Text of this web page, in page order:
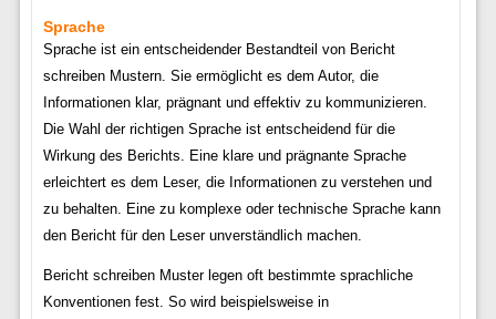
Sprache
Sprache ist ein entscheidender Bestandteil von Bericht
schreiben Mustern. Sie ermöglicht es dem Autor, die
Informationen klar, prägnant und effektiv zu kommunizieren.
Die Wahl der richtigen Sprache ist entscheidend für die
Wirkung des Berichts. Eine klare und prägnante Sprache
erleichtert es dem Leser, die Informationen zu verstehen und
zu behalten. Eine zu komplexe oder technische Sprache kann
den Bericht für den Leser unverständlich machen.
Bericht schreiben Muster legen oft bestimmte sprachliche
Konventionen fest. So wird beispielsweise in